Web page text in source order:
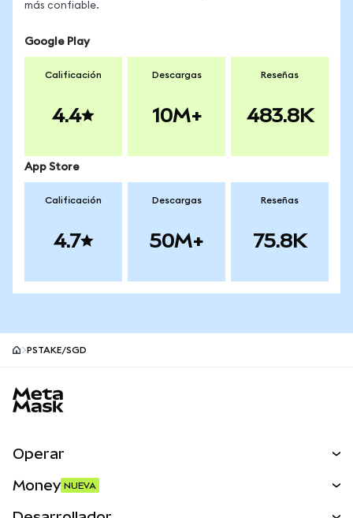
más confiable.
Google Play
Calificación
4.4
Descargas
10M+
Reseñas
483.8K
App Store
Calificación
4.7
Descargas
50M+
Reseñas
75.8K
PSTAKE/SGD
Operar
Money NUEVA